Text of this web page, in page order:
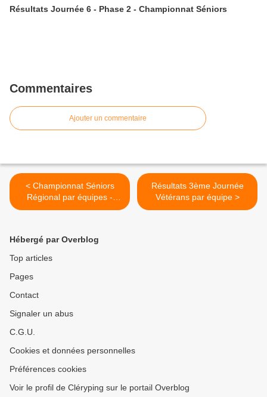
Résultats Journée 6 - Phase 2 - Championnat Séniors
Commentaires
Ajouter un commentaire
< Championnat Séniors
Régional par équipes -
Journée 3
Résultats 3ème Journée
Vétérans par équipe >
Hébergé par Overblog
Top articles
Pages
Contact
Signaler un abus
C.G.U.
Cookies et données personnelles
Préférences cookies
Voir le profil de Cléryping sur le portail Overblog